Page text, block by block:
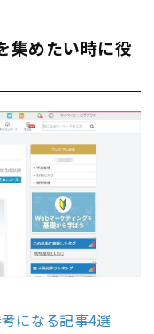
集めたい時に役
になる記事4選